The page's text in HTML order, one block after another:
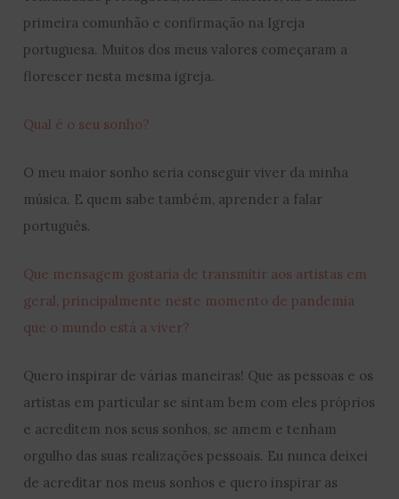
primeira comunhão e confirmação na Igreja
portuguesa. Muitos dos meus valores começaram a
florescer nesta mesma igreja.
Qual é o seu sonho?
O meu maior sonho seria conseguir viver da minha
música. E quem sabe também, aprender a falar
português.
Que mensagem gostaria de transmitir aos artistas em
geral, principalmente neste momento de pandemia
que o mundo está a viver?
Quero inspirar de várias maneiras! Que as pessoas e os
artistas em particular se sintam bem com eles próprios
e acreditem nos seus sonhos, se amem e tenham
orgulho das suas realizações pessoais. Eu nunca deixei
de acreditar nos meus sonhos e quero inspirar as